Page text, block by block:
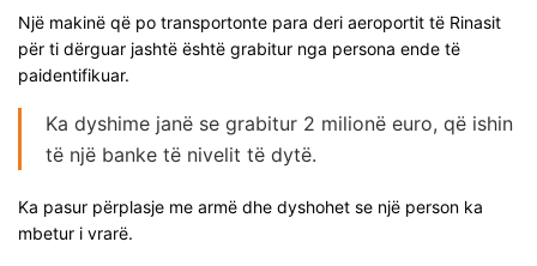
Një makinë që po transportonte para deri aeroportit të Rinasit
për ti dërguar jashtë është grabitur nga persona ende të
paidentifikuar.
Ka dyshime janë se grabitur 2 milionë euro, që ishin
të një banke të nivelit të dytë.
Ka pasur përplasje me armë dhe dyshohet se një person ka
mbetur i vrarë.